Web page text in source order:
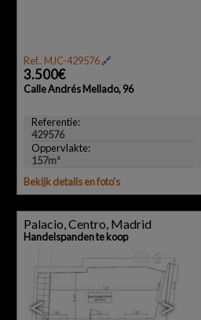
Ref.. MJC-429576🔗
3.500€
Calle Andrés Mellado, 96
Referentie:
429576
Oppervlakte:
157m²
Bekijk details en foto's
Palacio, Centro, Madrid
Handelspanden te koop
< >
2